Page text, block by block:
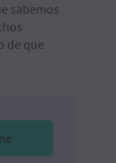
sabemos
de que